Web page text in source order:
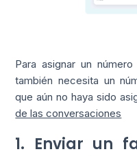
Para asignar un
también necesita un
que aún no haya sido
de las conversaciones
1. Enviar un